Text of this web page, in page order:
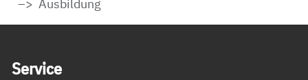
Ser­vice